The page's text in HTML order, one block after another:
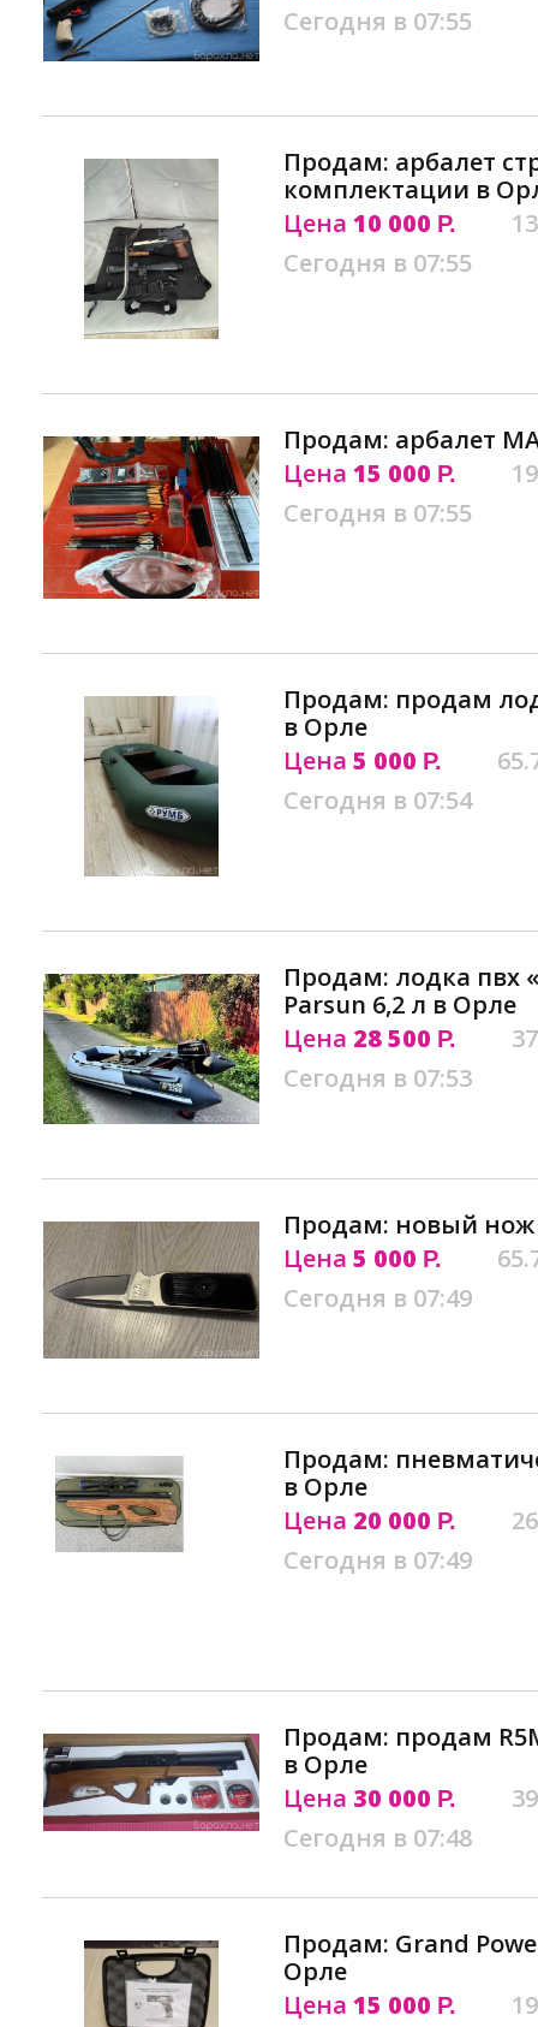
Сегодня в 07:55
Продам: арбалет
комплектации в
Цена 10 000 Р.
Сегодня в 07:55
Продам: арбалет
Цена 15 000 Р.
Сегодня в 07:55
Продам: продам
в Орле
Цена 5 000 Р.
Сегодня в 07:54
Продам: лодка пвх
Parsun 6,2 л в Орле
Цена 28 500 Р.
Сегодня в 07:53
Продам: новый нож
Цена 5 000 Р.
Сегодня в 07:49
Продам:
в Орле
Цена 20 000 Р.
Сегодня в 07:49
Продам: продам
в Орле
Цена 30 000 Р.
Сегодня в 07:48
Продам: Grand
Орле
Цена 15 000 Р.